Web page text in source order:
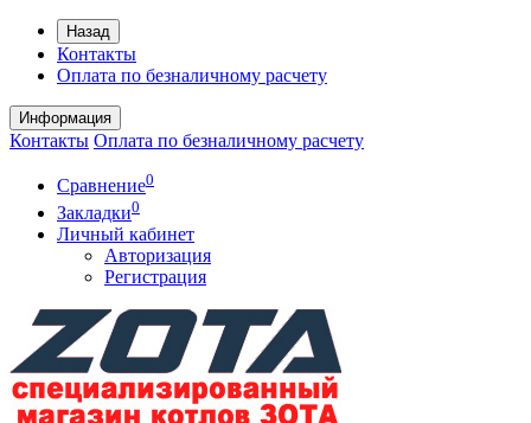
Назад
Контакты
Оплата по безналичному расчету
Информация
Контакты Оплата по безналичному расчету
Сравнение0
Закладки0
Личный кабинет
Авторизация
Регистрация